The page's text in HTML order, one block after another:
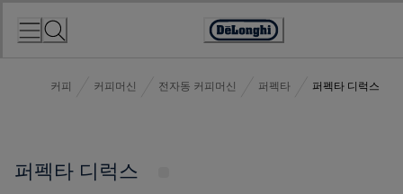
Accessibility
커피 커피머신 전자동 커피머신 퍼펙타 퍼펙타 디럭스
퍼펙타 디럭스